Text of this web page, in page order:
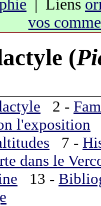
| Liens
vos
(
2 -
l'exposition
7 -
dans le
13 -